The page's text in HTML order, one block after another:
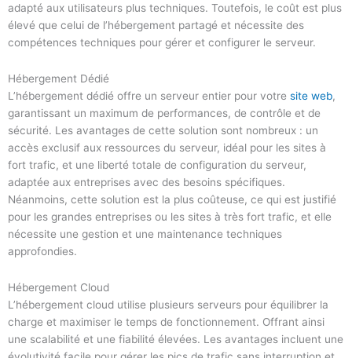
adapté aux utilisateurs plus techniques. Toutefois, le coût est plus
élevé que celui de l’hébergement partagé et nécessite des
compétences techniques pour gérer et configurer le serveur.
Hébergement Dédié
L’hébergement dédié offre un serveur entier pour votre site web,
garantissant un maximum de performances, de contrôle et de
sécurité. Les avantages de cette solution sont nombreux : un
accès exclusif aux ressources du serveur, idéal pour les sites à
fort trafic, et une liberté totale de configuration du serveur,
adaptée aux entreprises avec des besoins spécifiques.
Néanmoins, cette solution est la plus coûteuse, ce qui est justifié
pour les grandes entreprises ou les sites à très fort trafic, et elle
nécessite une gestion et une maintenance techniques
approfondies.
Hébergement Cloud
L’hébergement cloud utilise plusieurs serveurs pour équilibrer la
charge et maximiser le temps de fonctionnement. Offrant ainsi
une scalabilité et une fiabilité élevées. Les avantages incluent une